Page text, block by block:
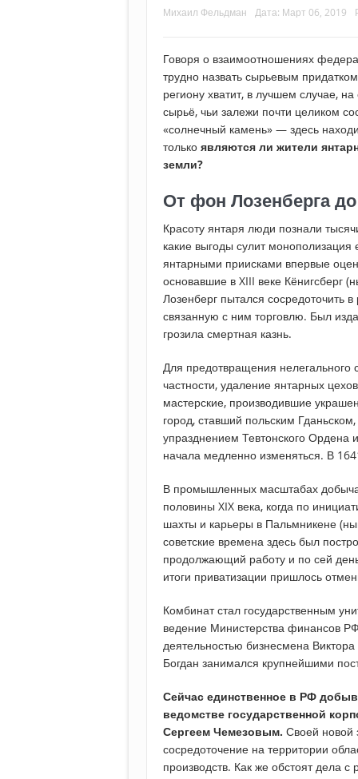
Михаил Фельдман Дата: Март 06, 2019
Говоря о взаимоотношениях
трудно назвать сырьевым
региону хватит, в лучшем случае,
сырьё, чьи залежи почти целиком
«солнечный камень» — здесь
только являются ли жители
земли?
От фон Лозенберга
Красоту янтаря люди познали
какие выгоды сулит
янтарными приисками впервые
основавшие в XIII веке Кёнигсберг
Лозенберг пытался сосредоточить
связанную с ним торговлю. Был
грозила смертная казнь.
Для предотвращения
частности, удаление янтарных
мастерские, производившие
город, ставший польским
упразднением Тевтонского Ордена
начала медленно изменяться. В
В промышленных масштабах
половины XIX века, когда по
шахты и карьеры в Пальмникене
советские времена здесь был
продолжающий работу и по сей
итоги приватизации пришлось
Комбинат стал государственным
ведение Министерства финансов
деятельностью бизнесмена
Богдан занимался крупнейшими
Сейчас единственное в РФ
ведомстве государственной
Сергеем Чемезовым. Своей новой
сосредоточение на территории
производств. Как же обстоят дела с